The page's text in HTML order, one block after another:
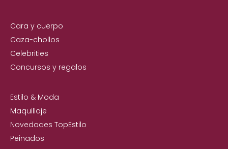
Cara y cuerpo
Caza-chollos
Celebrities
Concursos y regalos
Estilo & Moda
Maquillaje
Novedades TopEstilo
Peinados